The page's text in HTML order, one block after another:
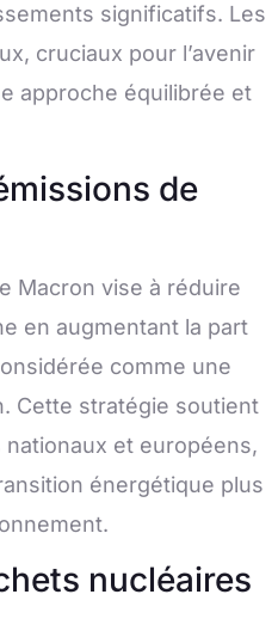
significatifs. Les
cruciaux pour l’avenir
approche équilibrée et
de
Macron vise à réduire
en augmentant la part
comme une
Cette stratégie soutient
et européens,
énergétique plus
nucléaires